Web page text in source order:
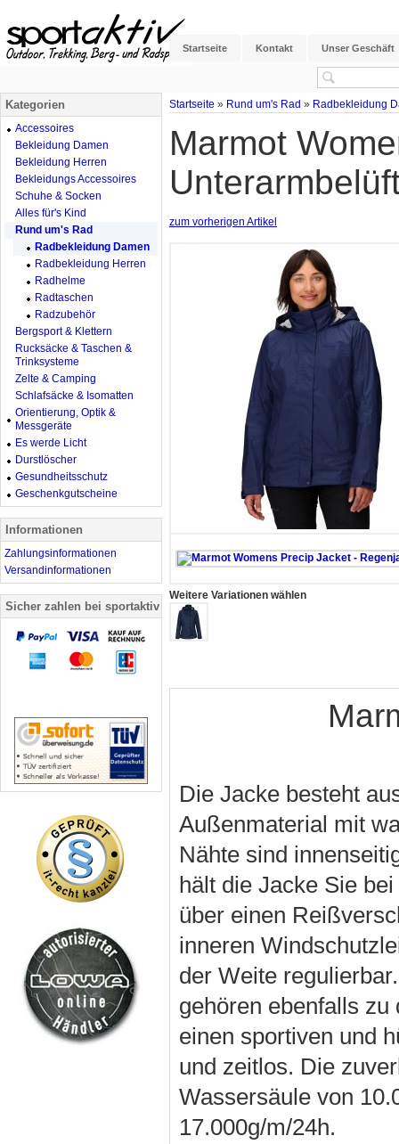
Startseite Kontakt Unser Geschäft
Startseite » Rund um's Rad » Radbekleidung
Marmot
zum vorherigen Artikel
Weitere Variationen wählen
Die Jacke besteht
Außenmaterial mit
Nähte sind
hält die Jacke Sie
über einen
inneren
der Weite
gehören ebenfalls
einen sportiven und
und zeitlos. Die
Wassersäule von
17.000g/m/24h.
Kategorien
Accessoires
Bekleidung Damen
Bekleidung Herren
Bekleidungs Accessoires
Schuhe & Socken
Alles für's Kind
Rund um's Rad
Radbekleidung Damen
Radbekleidung Herren
Radhelme
Radtaschen
Radzubehör
Bergsport & Klettern
Rucksäcke & Taschen &
Trinksysteme
Zelte & Camping
Schlafsäcke & Isomatten
Orientierung, Optik &
Messgeräte
Es werde Licht
Durstlöscher
Gesundheitsschutz
Geschenkgutscheine
Informationen
Zahlungsinformationen
Versandinformationen
Sicher zahlen bei sportaktiv